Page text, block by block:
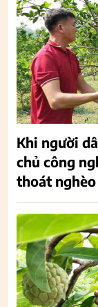
Khi người
chủ công
thoát nghèo